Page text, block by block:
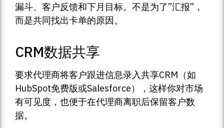
漏斗、客户反馈和下月目标。不是为了”汇报”，
而是共同找出卡单的原因。
CRM数据共享
要求代理商将客户跟进信息录入共享CRM（如
HubSpot免费版或Salesforce），这样你对市场
有可见度，也便于在代理商离职后保留客户数
据。